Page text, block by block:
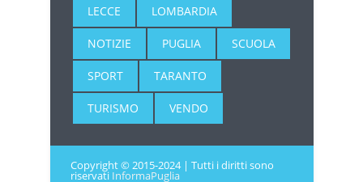
LECCE LOMBARDIA
NOTIZIE PUGLIA SCUOLA
SPORT TARANTO
TURISMO VENDO
Copyright © 2015-2024 | Tutti i diritti sono
riservati InformaPuglia